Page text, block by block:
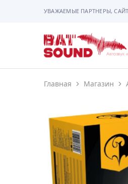
УВАЖАЕМЫЕ ПАРТНЕРЫ,
BAT
Sound
Главная Магазин